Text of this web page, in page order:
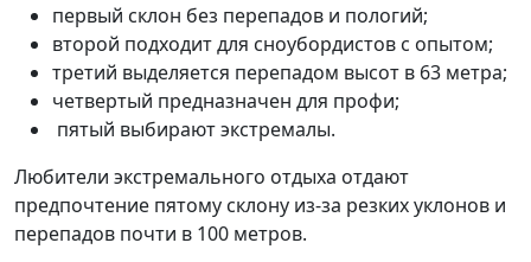
первый склон без перепадов и пологий;
второй подходит для сноубордистов с опытом;
третий выделяется перепадом высот в 63 метра;
четвертый предназначен для профи;
пятый выбирают экстремалы.
Любители экстремального отдыха отдают
предпочтение пятому склону из-за резких уклонов и
перепадов почти в 100 метров.